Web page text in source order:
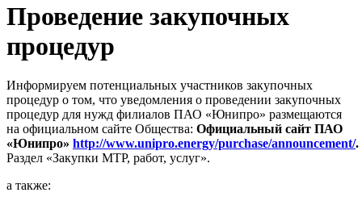
Проведение закупочных
процедур
Информируем потенциальных участников закупочных
процедур о том, что уведомления о проведении закупочных
процедур для нужд филиалов ПАО «Юнипро» размещаются
на официальном сайте Общества: Официальный сайт ПАО
«Юнипро» http://www.unipro.energy/purchase/announcement/.
Раздел «Закупки МТР, работ, услуг».
а также: